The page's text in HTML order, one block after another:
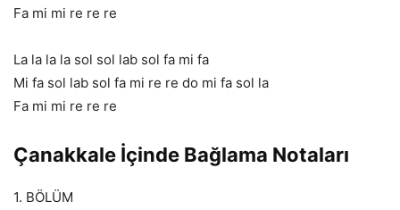
Fa mi mi re re re
La la la la sol sol lab sol fa mi fa
Mi fa sol lab sol fa mi re re do mi fa sol la
Fa mi mi re re re
Çanakkale İçinde Bağlama Notaları
1. BÖLÜM